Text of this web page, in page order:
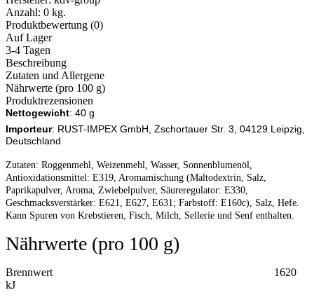
Anzahl: 0 kg.
Produktbewertung (0)
Auf Lager
3-4 Tagen
Beschreibung
Zutaten und Allergene
Nährwerte (pro 100 g)
Produktrezensionen
Nettogewicht: 40 g
Importeur: RUST-IMPEX GmbH, Zschortauer Str. 3, 04129 Leipzig,
Deutschland
Zutaten: Roggenmehl, Weizenmehl, Wasser, Sonnenblumenöl,
Antioxidationsmittel: E319, Aromamischung (Maltodextrin, Salz,
Paprikapulver, Aroma, Zwiebelpulver, Säureregulator: E330,
Geschmacksverstärker: E621, E627, E631; Farbstoff: E160c), Salz, Hefe.
Kann Spuren von Krebstieren, Fisch, Milch, Sellerie und Senf enthalten.
Nährwerte (pro 100 g)
Brennwert 1620
kJ